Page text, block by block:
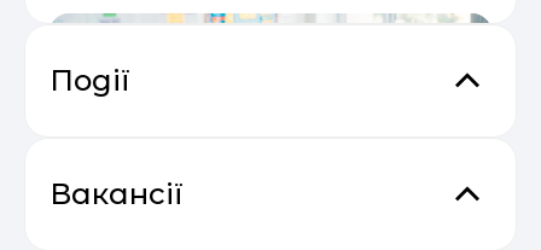
Події
Маркетинг”
Вакансії